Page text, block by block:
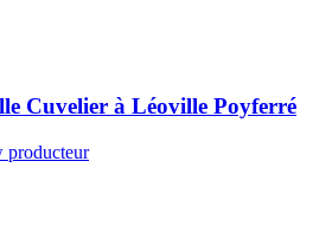
Cuvelier à Léoville Poyferré
producteur